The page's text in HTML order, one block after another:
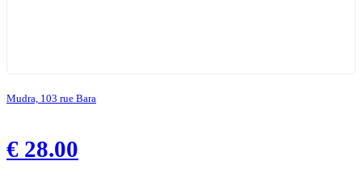
Mudra, 103 rue Bara
€ 28.00